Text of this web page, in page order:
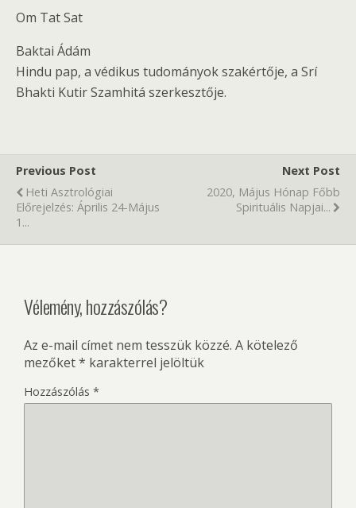
Om Tat Sat
Baktai Ádám
Hindu pap, a védikus tudományok szakértője, a Srí
Bhakti Kutir Szamhitá szerkesztője.
Previous Post
Heti Asztrológiai
Előrejelzés: Április 24-Május
1...
Next Post
2020, Május Hónap Főbb
Spirituális Napjai...
Vélemény, hozzászólás?
Az e-mail címet nem tesszük közzé. A kötelező
mezőket* karakterrel jelöltük
Hozzászólás *